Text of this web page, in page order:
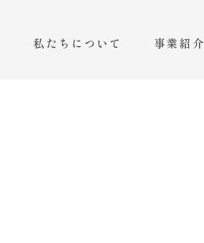
私たちについて 事業紹介